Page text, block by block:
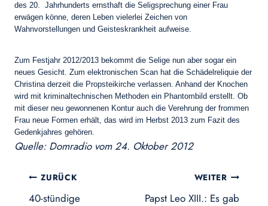
des 20. Jahrhunderts ernsthaft die Seligsprechung einer Frau
erwägen könne, deren Leben vielerlei Zeichen von
Wahnvorstellungen und Geisteskrankheit aufweise.
Zum Festjahr 2012/2013 bekommt die Selige nun aber sogar ein
neues Gesicht. Zum elektronischen Scan hat die Schädelreliquie der
Christina derzeit die Propsteikirche verlassen. Anhand der Knochen
wird mit kriminaltechnischen Methoden ein Phantombild erstellt. Ob
mit dieser neu gewonnenen Kontur auch die Verehrung der frommen
Frau neue Formen erhält, das wird im Herbst 2013 zum Fazit des
Gedenkjahres gehören.
Quelle: Domradio vom 24. Oktober 2012
Beitragsnavigation
ZURÜCK
40-stündige
WEITER
Papst Leo XIII.: Es gab